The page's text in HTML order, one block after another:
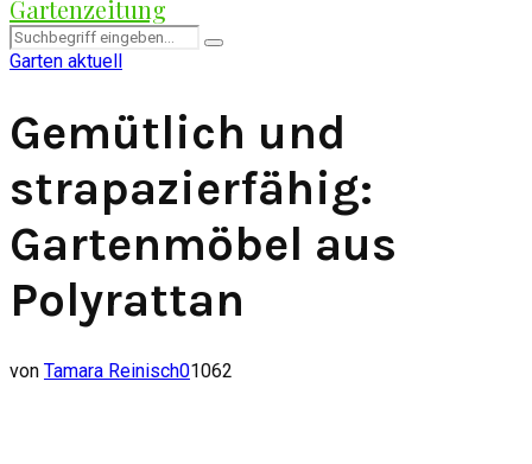
Menu
Gartenzeitung
Search
for:
Search
Garten aktuell
Gemütlich und
strapazierfähig:
Gartenmöbel aus
Polyrattan
von Tamara Reinisch01062